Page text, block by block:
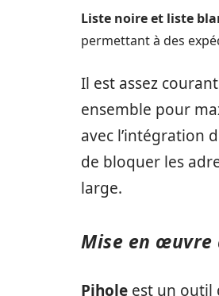
Liste noire et liste
permettant à des
Il est assez
ensemble pour
avec l’intégration
de bloquer les
large.
Mise en œuvre
Pihole est un outil